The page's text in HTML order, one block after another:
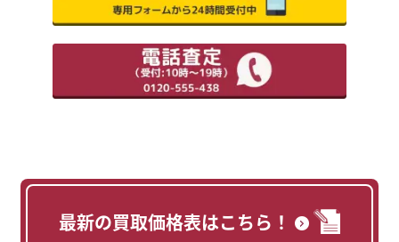
最新の買取価格表はこちら！